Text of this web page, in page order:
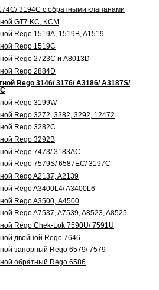
3194С с обратными клапанами
GT7 KC, KCM
Rego 1519A, 1519B, A1519
Rego 1519C
Rego 2723C и А8013D
Rego 2884D
Rego 3146/ 3176/ A3186/ A3187S/
Rego 3199W
Rego 3272, 3282, 3292, 12472
Rego 3282C
Rego 3292B
Rego 7473/ 3183AC
Rego 7579S/ 6587EC/ 3197C
Rego A2137, A2139
Rego A3400L4/ A3400L6
Rego A3500, А4500
Rego A7537, A7539, A8523, A8525
Rego Chek-Lok 7590U/ 7591U
двойной Rego 7646
запорный Rego 6579/ 7579
обратный Rego 6586